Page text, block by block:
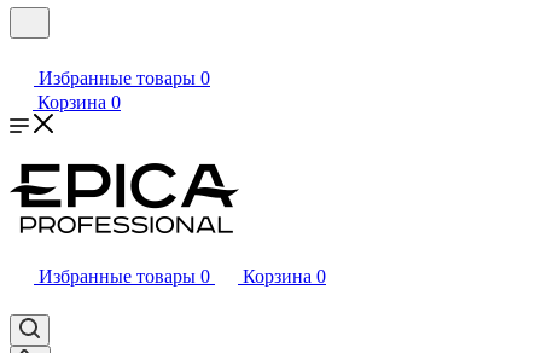
Избранные товары 0
Корзина 0
Избранные товары 0 Корзина 0